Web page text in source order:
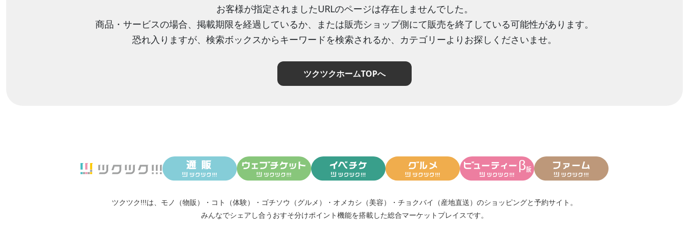
お客様が指定されましたURLのページは存在しませんでした。
商品・サービスの場合、掲載期限を経過しているか、または販売ショップ側にて販売を終了している可能性があります。
恐れ入りますが、検索ボックスからキーワードを検索されるか、カテゴリーよりお探しくださいませ。
ツクツクホームTOPへ
ツクツク!!!は、 モノ（物販） ・ コト（体験） ・ ゴチソウ（グルメ） ・ オメカシ（美容） ・ チョクバイ（産地直送） のショッピングと予約サイト。
みんなでシェアし合う おすそ分けポイント機能を搭載した総合マーケットプレイスです。